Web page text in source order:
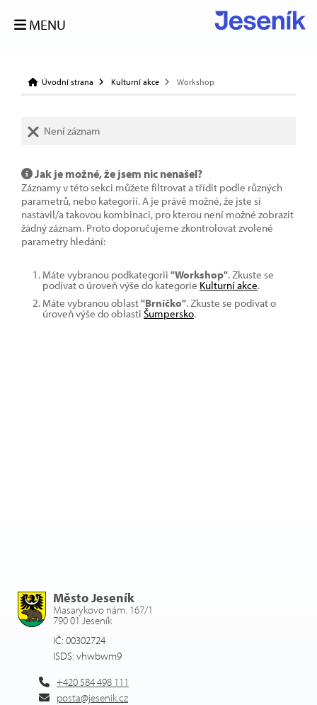
MENU
Úvodní strana Kulturní akce Workshop
Není záznam
Jak je možné, že jsem nic nenašel?
Záznamy v této sekci můžete filtrovat a třídit podle různých
parametrů, nebo kategorií. A je právě možné, že jste si
nastavil/a takovou kombinaci, pro kterou není možné zobrazit
žádný záznam. Proto doporučujeme zkontrolovat zvolené
parametry hledání:
Máte vybranou podkategorii "Workshop". Zkuste se
podívat o úroveň výše do kategorie Kulturní akce.
Máte vybranou oblast"Brníčko". Zkuste se podívat o
úroveň výše do oblasti Šumpersko.
Město Jeseník
Masarykovo nám. 167/1
790 01 Jeseník
IČ: 00302724
ISDS: vhwbwm9
+420 584 498 111
posta@jesenik.cz